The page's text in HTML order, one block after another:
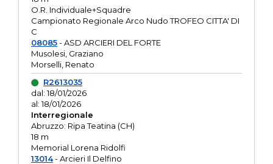
O.R. Individuale+Squadre
Campionato Regionale Arco Nudo TROFEO CITTA' DI
C
08085- ASD ARCIERI DEL FORTE
Musolesi, Graziano
Morselli, Renato
R2613035
dal: 18/01/2026
al: 18/01/2026
Interregionale
Abruzzo: Ripa Teatina (CH)
18 m
Memorial Lorena Ridolfi
13014- Arcieri Il Delfino